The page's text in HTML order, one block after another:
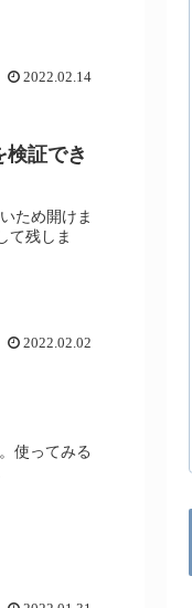
2022.02.14
検証でき
ため開けま
て残しま
2022.02.02
使ってみる